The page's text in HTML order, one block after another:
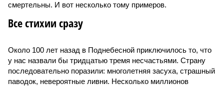
смертельны. И вот несколько тому примеров.
Все стихии сразу
Около 100 лет назад в Поднебесной приключилось то, что
у нас назвали бы тридцатью тремя несчастьями. Страну
последовательно поразили: многолетняя засуха, страшный
паводок, невероятные ливни. Несколько миллионов